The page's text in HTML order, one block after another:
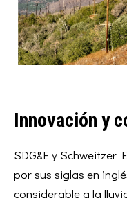
Innovación y
SDG&E y Schweitzer
por sus siglas en
considerable a la